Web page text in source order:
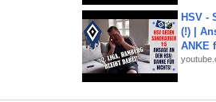
HSV -
(!) |
ANKE